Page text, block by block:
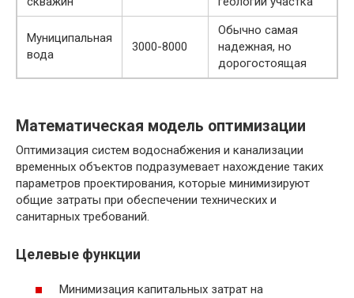
Муниципальная
вода
3000-8000
Обычно самая
надежная, но
дорогостоящая
Математическая модель оптимизации
Оптимизация систем водоснабжения и канализации
временных объектов подразумевает нахождение таких
параметров проектирования, которые минимизируют
общие затраты при обеспечении технических и
санитарных требований.
Целевые функции
Минимизация капитальных затрат на